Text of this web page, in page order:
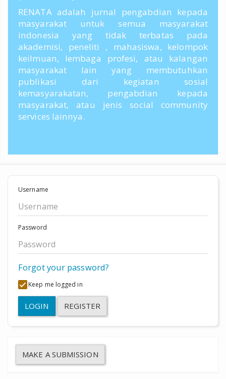
RENATA adalah jurnal pengabdian kepada
masyarakat untuk semua masyarakat
indonesia yang tidak terbatas pada
akademisi, peneliti , mahasiswa, kelompok
keilmuan, lembaga profesi, atau kalangan
masyarakat lain yang membutuhkan
publikasi dari kegiatan sosial
kemasyarakatan, pengabdian kepada
masyarakat, atau jenis social community
services lainnya.
Username
Password
Forgot your password?
Keep me logged in
LOGIN REGISTER
MAKE A SUBMISSION